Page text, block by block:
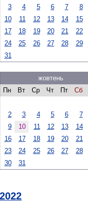
3
4 5 6 7 8
10
11 12 13 14 15
17
18 19 20 21 22
24
25 26 27 28 29
31
жовтень
Пн
Вт Ср Чт Пт Сб
2
3 4 5 6 7
9
10 11 12 13 14
16
17 18 19 20 21
23
24 25 26 27 28
30
31
2022